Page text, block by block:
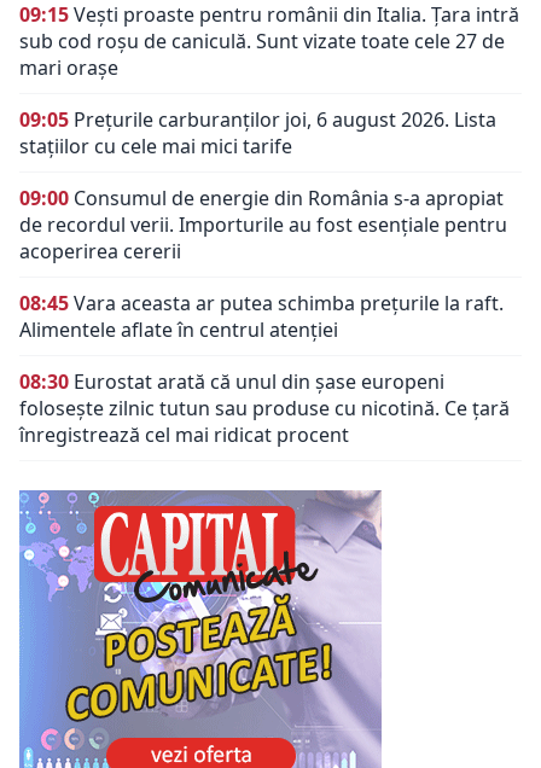
09:15Vești proaste pentru românii din Italia. Țara intră
sub cod roșu de caniculă. Sunt vizate toate cele 27 de
mari orașe
09:05 Prețurile carburanților joi, 6 august 2026. Lista
stațiilor cu cele mai mici tarife
09:00 Consumul de energie din România s-a apropiat
de recordul verii. Importurile au fost esențiale pentru
acoperirea cererii
08:45Vara aceasta ar putea schimba prețurile la raft.
Alimentele aflate în centrul atenției
08:30 Eurostat arată că unul din șase europeni
folosește zilnic tutun sau produse cu nicotină. Ce țară
înregistrează cel mai ridicat procent